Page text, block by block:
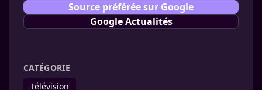
Source préférée sur Google
Google Actualités
CATÉGORIE
Télévision